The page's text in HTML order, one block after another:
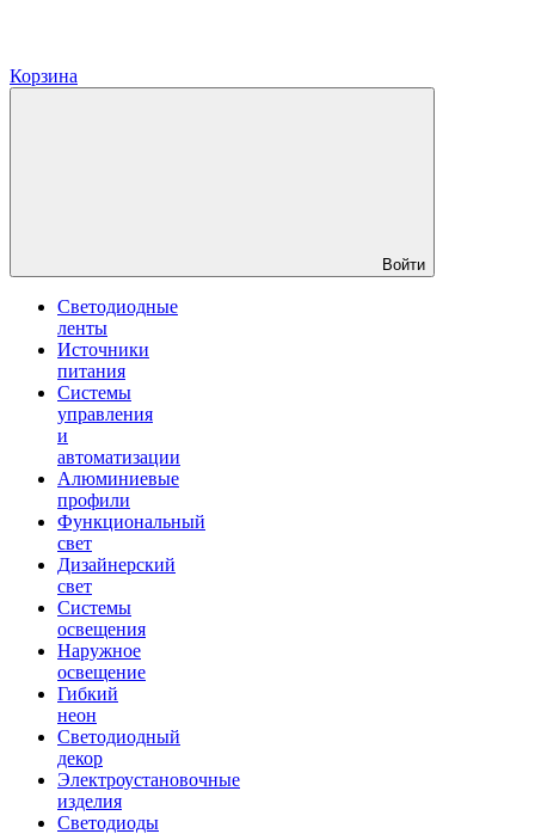
Корзина
Войти
Светодиодные
ленты
Источники
питания
Системы
управления
и
автоматизации
Алюминиевые
профили
Функциональный
свет
Дизайнерский
свет
Системы
освещения
Наружное
освещение
Гибкий
неон
Светодиодный
декор
Электроустановочные
изделия
Светодиоды